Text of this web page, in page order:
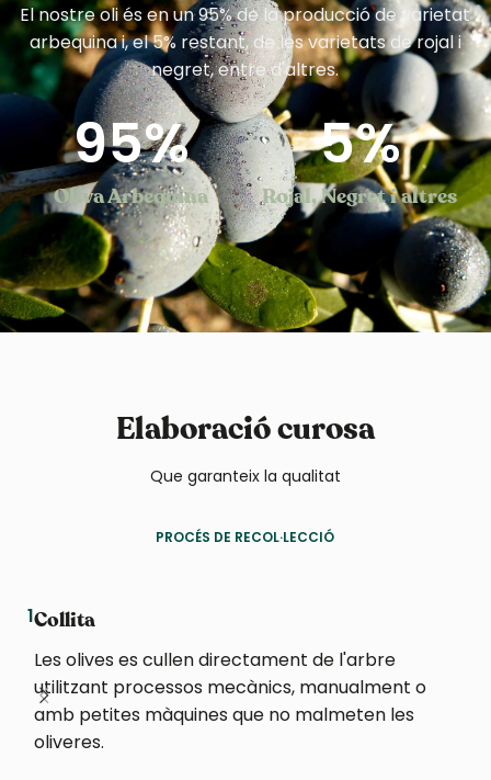
El nostre oli és en un 95% de la producció de varietat
arbequina i, el 5% restant, de les varietats de rojal i
negret, entre d'altres.
Oliva Arbequina
95%
Rojal, Negret i altres
5%
Elaboració curosa
Que garanteix la qualitat
PROCÉS DE RECOL·LECCIÓ
1Collita
Les olives es cullen directament de l'arbre
utilitzant processos mecànics, manualment o
amb petites màquines que no malmeten les
oliveres.